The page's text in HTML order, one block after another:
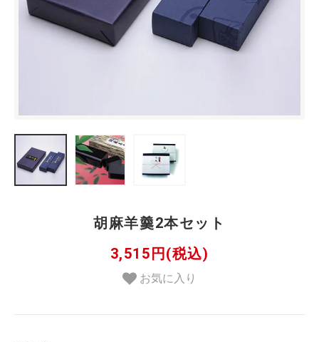
胡麻羊羹2本セット
3,515円(税込)
お気に入り